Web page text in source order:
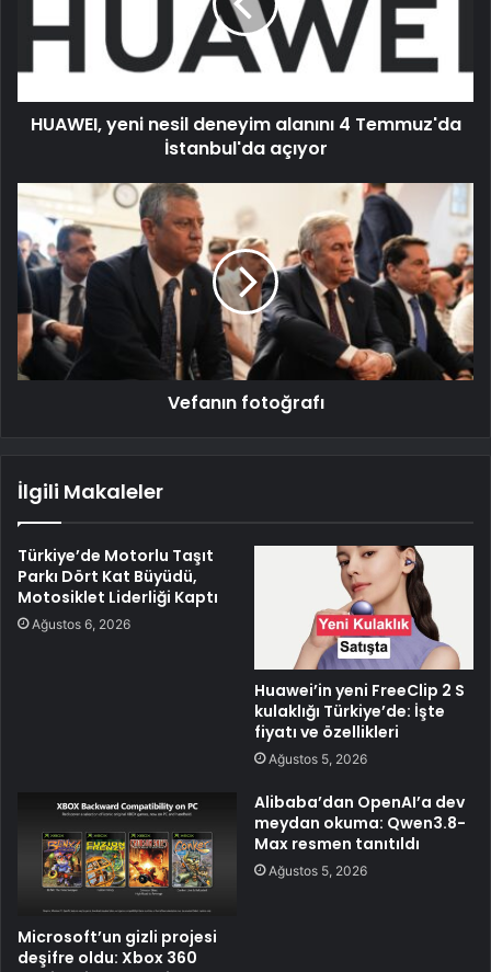
HUAWEI, yeni nesil deneyim alanını 4 Temmuz'da
İstanbul'da açıyor
Vefanın fotoğrafı
İlgili Makaleler
Türkiye’de Motorlu Taşıt
Parkı Dört Kat Büyüdü,
Motosiklet Liderliği Kaptı
Ağustos 6, 2026
Huawei’in yeni FreeClip 2 S
kulaklığı Türkiye’de: İşte
fiyatı ve özellikleri
Ağustos 5, 2026
Microsoft’un gizli projesi
deşifre oldu: Xbox 360
Alibaba’dan OpenAI’a dev
meydan okuma: Qwen3.8-
Max resmen tanıtıldı
Ağustos 5, 2026